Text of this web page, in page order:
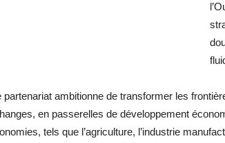
partenariat ambitionne de transformer les
en passerelles de développement
tels que l’agriculture, l’industrie